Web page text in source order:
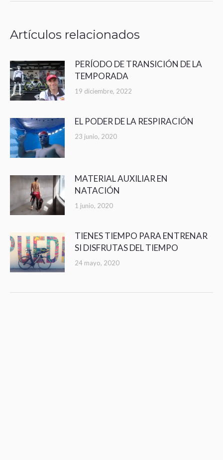
Artículos relacionados
PERÍODO DE TRANSICIÓN DE LA
TEMPORADA
19 diciembre, 2022
EL PODER DE LA RESPIRACIÓN
23 junio, 2020
MATERIAL AUXILIAR EN
NATACIÓN
1 junio, 2020
TIENES TIEMPO PARA ENTRENAR
SI DISFRUTAS DEL TIEMPO
24 mayo, 2020